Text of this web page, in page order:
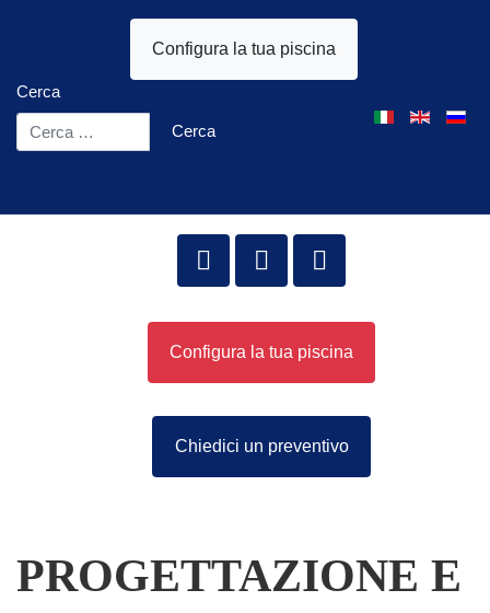
Configura la tua piscina
Cerca
Cerca
Seleziona la tua
Configura la tua piscina
Chiedici un preventivo
PROGETTAZIONE E